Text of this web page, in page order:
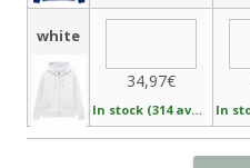
white
34,97€
In stock (314 available)